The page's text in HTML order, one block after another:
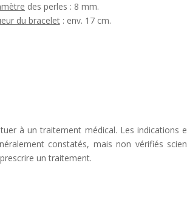
des perles : 8 mm.
du bracelet: env. 17 cm.
à un traitement médical. Les indications
constatés, mais non vérifiés
un traitement.